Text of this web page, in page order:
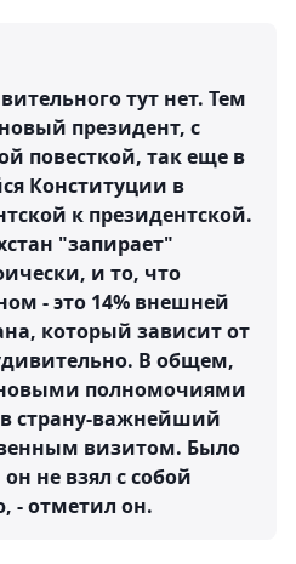
тут нет. Тем
президент, с
повесткой, так еще в
Конституции в
к президентской.
"запирает"
и то, что
- это 14% внешней
который зависит от
В общем,
полномочиями
страну-важнейший
визитом. Было
не взял с собой
- отметил он.